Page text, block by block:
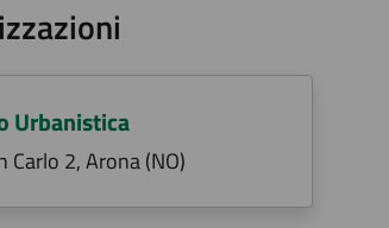
Urbanistica
Carlo 2, Arona (NO)